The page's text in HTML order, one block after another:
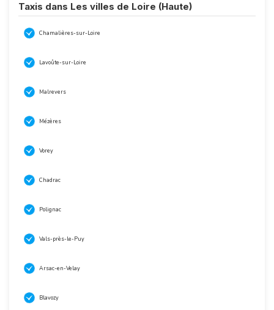
Taxis dans Les villes de Loire (Haute)
Chamalières-sur-Loire
Lavoûte-sur-Loire
Malrevers
Mézères
Vorey
Chadrac
Polignac
Vals-près-le-Puy
Arsac-en-Velay
Blavozy